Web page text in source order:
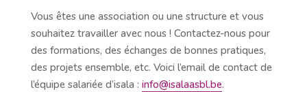
Vous êtes une association ou une structure et vous
souhaitez travailler avec nous ! Contactez-nous pour
des formations, des échanges de bonnes pratiques,
des projets ensemble, etc. Voici l’email de contact de
l’équipe salariée d’isala : info@isalaasbl.be.